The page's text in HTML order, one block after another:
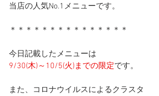
当店の人気No.1メニューです。
＊＊＊＊＊＊＊＊＊＊＊＊＊＊＊
今日記載したメニューは
9/30(木)～10/5(火)までの限定です。
また、コロナウイルスによるクラスタ